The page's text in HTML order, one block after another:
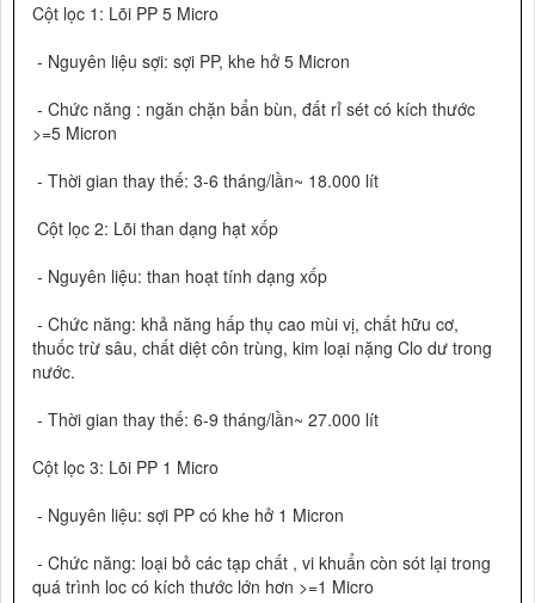
Cột lọc 1: Lõi PP 5 Micro
- Nguyên liệu sợi: sợi PP, khe hở 5 Micron
- Chức năng : ngăn chặn bẩn bùn, đất rỉ sét có kích thước
>=5 Micron
- Thời gian thay thế: 3-6 tháng/lần~ 18.000 lít
Cột lọc 2: Lõi than dạng hạt xốp
- Nguyên liệu: than hoạt tính dạng xốp
- Chức năng: khả năng hấp thụ cao mùi vị, chất hữu cơ,
thuốc trừ sâu, chất diệt côn trùng, kim loại nặng Clo dư trong
nước.
- Thời gian thay thế: 6-9 tháng/lần~ 27.000 lít
Cột lọc 3: Lõi PP 1 Micro
- Nguyên liệu: sợi PP có khe hở 1 Micron
- Chức năng: loại bỏ các tạp chất , vi khuẩn còn sót lại trong
quá trình loc có kích thước lớn hơn >=1 Micro